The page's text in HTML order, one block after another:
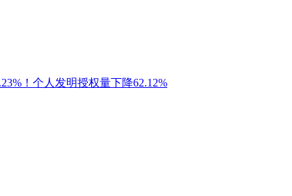
！个人发明授权量下降62.12%